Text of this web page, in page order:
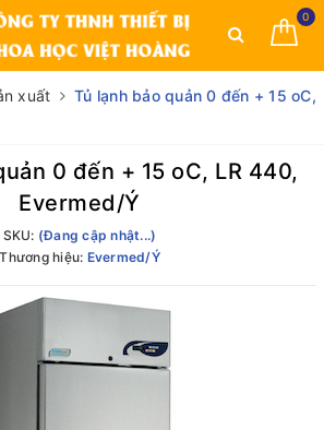
0
xuất
Tủ lạnh bảo quản 0 đến + 15 oC,
0 đến + 15 oC, LR 440,
Evermed/Ý
SKU: (Đang cập nhật...)
Thương hiệu: Evermed/Ý